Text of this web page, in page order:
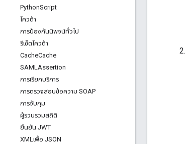
PythonScript
โควต้า
การป้องกันนิพจน์ทั่วไป
รีเซ็ตโควต้า
CacheCache
SAMLAssertion
การเรียกบริการ
การตรวจสอบข้อความ SOAP
การจับกุม
ผู้รวบรวมสถิติ
ยืนยัน JWT
XMLเพื่อ JSON